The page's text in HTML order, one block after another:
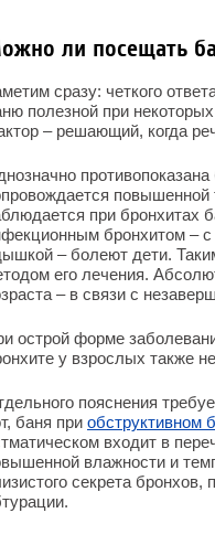
ли посещать
сразу: четкого
полезной при
– решающий, когда
повышенной
при бронхитах
бронхитом –
– болеют дети.
его лечения.
– в связи с
острой форме
у взрослых также
пояснения
баня при обструктивном
входит в
влажности и
секрета бронхов,